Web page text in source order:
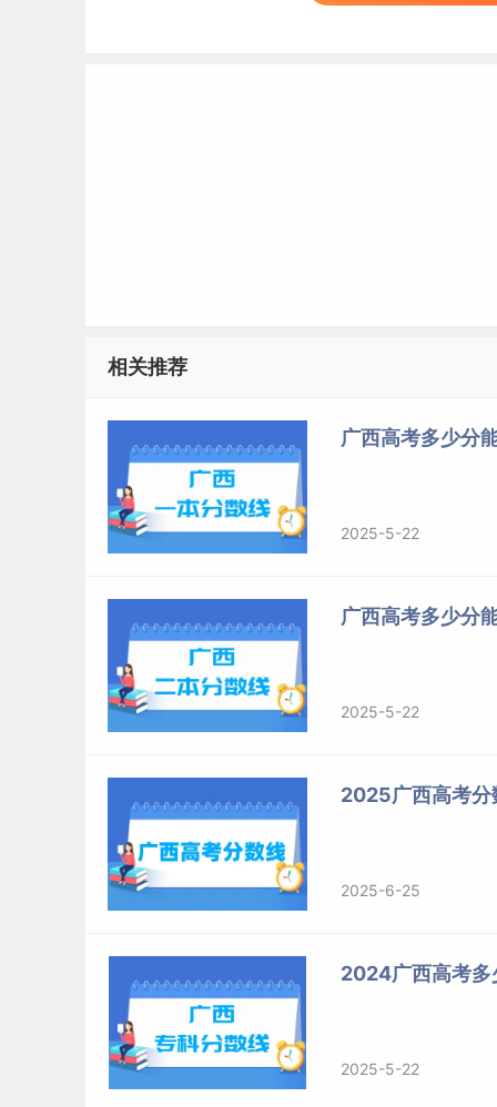
相关推荐
广西高考多少分
2025-5-22
广西高考多少分
2025-5-22
2025广西高考分
2025-6-25
2024广西高考多
2025-5-22